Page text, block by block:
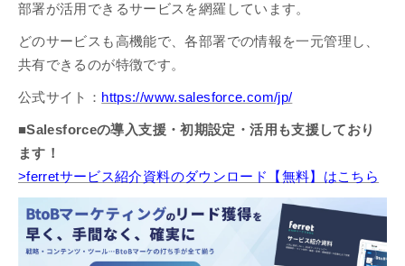
部署が活用できるサービスを網羅しています。
どのサービスも高機能で、各部署での情報を一元管理し、
共有できるのが特徴です。
公式サイト： https://www.salesforce.com/jp/
■Salesforceの導入支援・初期設定・活用も支援しており
ます！
>ferretサービス紹介資料のダウンロード【無料】はこちら